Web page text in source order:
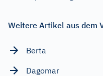
Weitere Artikel aus dem
Berta
Dagomar